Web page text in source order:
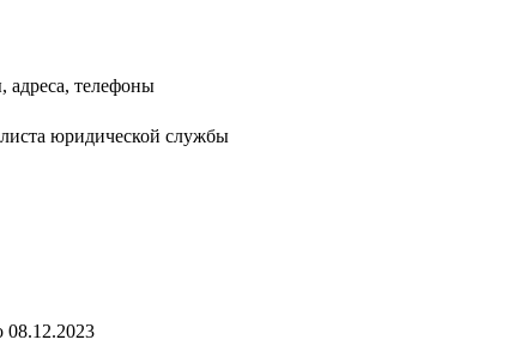
телефоны
юридической службы
08.12.2023